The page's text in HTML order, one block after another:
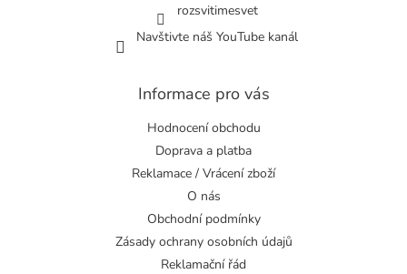
rozsvitimesvet
Navštivte náš YouTube kanál
Informace pro vás
Hodnocení obchodu
Doprava a platba
Reklamace / Vrácení zboží
O nás
Obchodní podmínky
Zásady ochrany osobních údajů
Reklamační řád